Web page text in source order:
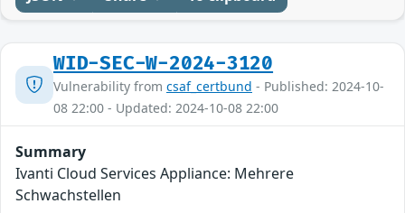
WID-SEC-W-2024-3120
Vulnerability from csaf_certbund - Published: 2024-10-
08 22:00 - Updated: 2024-10-08 22:00
Summary
Ivanti Cloud Services Appliance: Mehrere
Schwachstellen